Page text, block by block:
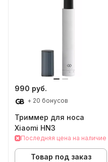
990 руб.
+ 20 бонусов
Триммер для носа
Xiaomi HN3
Последняя цена на наличие
Товар под заказ